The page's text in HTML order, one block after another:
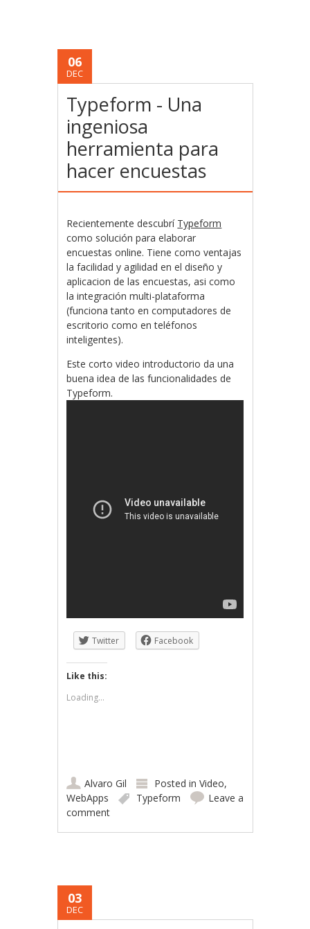
06
DEC
Typeform - Una
ingeniosa
herramienta para
hacer encuestas
Recientemente descubrí Typeform
como solución para elaborar
encuestas online. Tiene como ventajas
la facilidad y agilidad en el diseño y
aplicacion de las encuestas, asi como
la integración multi-plataforma
(funciona tanto en computadores de
escritorio como en teléfonos
inteligentes).
Este corto video introductorio da una
buena idea de las funcionalidades de
Typeform.
Twitter Facebook
Like this:
Loading...
Alvaro Gil Posted inVideo,
WebApps
Typeform
Leave a
comment
03
DEC